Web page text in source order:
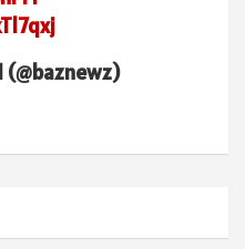
— وكالة BAZ الاخبارية (@baznewz)